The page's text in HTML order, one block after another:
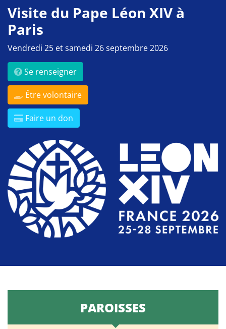
Visite du Pape Léon XIV à
Paris
Vendredi 25 et samedi 26 septembre 2026
Se renseigner
Être volontaire
Faire un don
PAROISSES